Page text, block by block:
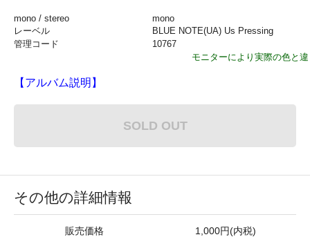
mono / stereo
mono
レーベル
BLUE NOTE(UA) Us Pressing
管理コード
10767
モニターにより実際の色と
【アルバム説明】
SOLD OUT
その他の詳細情報
販売価格 1,000円(内税)